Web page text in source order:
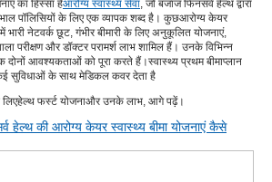
का हिस्सा हैंआरोग्य स्वास्थ्य सेवा, जो बजाज फिनसर्व हेल्थ द्वारा
पॉलिसियों के लिए एक व्यापक शब्द है। कुछआरोग्य केयर
भारी नेटवर्क छूट, गंभीर बीमारी के लिए अनुकूलित योजनाएं,
परीक्षण और डॉक्टर परामर्श लाभ शामिल हैं। उनके विभिन्न
दोनों आवश्यकताओं को पूरा करते हैं।स्वास्थ्य प्रथम बीमाप्लान
सुविधाओं के साथ मेडिकल कवर देता है
हेल्थ फर्स्ट योजनाऔर उनके लाभ, आगे पढ़ें।
हेल्थ की आरोग्य केयर स्वास्थ्य बीमा योजनाएं कैसे